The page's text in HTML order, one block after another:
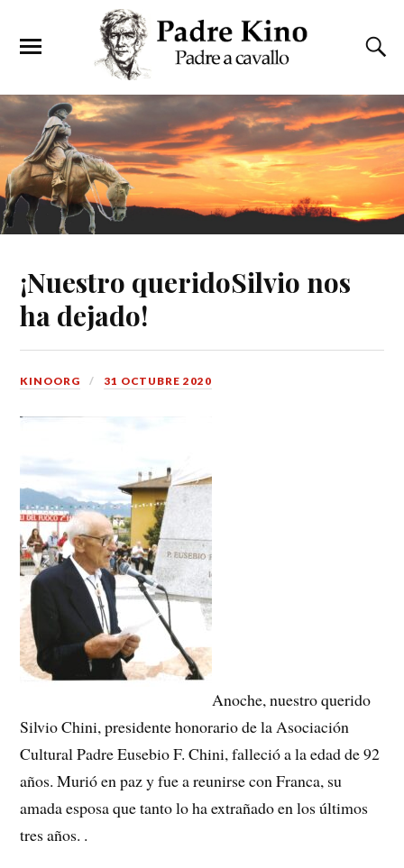
¡Nuestro queridoSilvio nos
ha dejado!
KINOORG 31 OCTUBRE 2020
Anoche, nuestro querido
Silvio Chini, presidente honorario de la Asociación
Cultural Padre Eusebio F. Chini, falleció a la edad de 92
años. Murió en paz y fue a reunirse con Franca, su
amada esposa que tanto lo ha extrañado en los últimos
tres años. .